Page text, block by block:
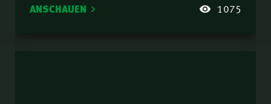
ANSCHAUEN 1075